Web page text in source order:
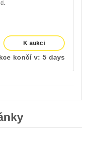
K aukci
končí v: 5 days